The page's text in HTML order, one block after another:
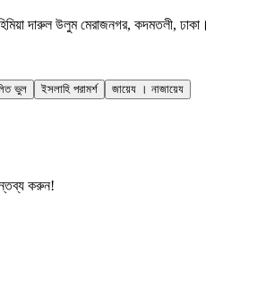
দারুল উলুম মেরাজনগর, কদমতলী, ঢাকা।
ভুল ইসলাহি পরামর্শ জায়েয । নাজায়েয
করুন!